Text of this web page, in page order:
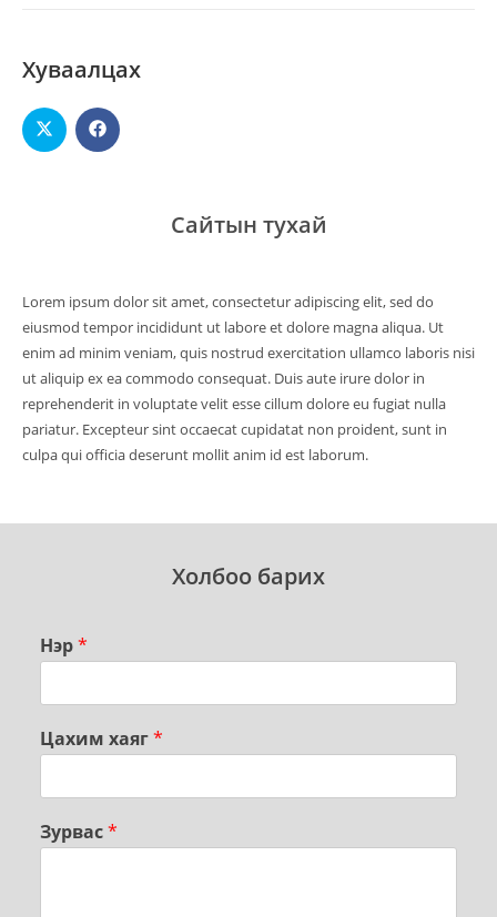
Хуваалцах
Сайтын тухай
Lorem ipsum dolor sit amet, consectetur adipiscing elit, sed do
eiusmod tempor incididunt ut labore et dolore magna aliqua. Ut
enim ad minim veniam, quis nostrud exercitation ullamco laboris nisi
ut aliquip ex ea commodo consequat. Duis aute irure dolor in
reprehenderit in voluptate velit esse cillum dolore eu fugiat nulla
pariatur. Excepteur sint occaecat cupidatat non proident, sunt in
culpa qui officia deserunt mollit anim id est laborum.
Холбоо барих
Нэр*
Цахим хаяг*
Зурвас*